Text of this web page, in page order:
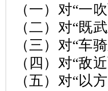
（一）对“一
（二）对“既
（三）对“车
（四）对“敌
（五）对“以